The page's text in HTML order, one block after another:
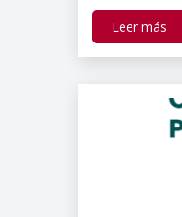
Leer más